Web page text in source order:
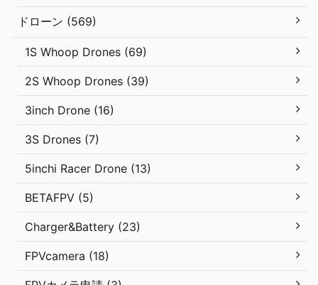
ドローン (569)
1S Whoop Drones (69)
2S Whoop Drones (39)
3inch Drone (16)
3S Drones (7)
5inchi Racer Drone (13)
BETAFPV (5)
Charger&Battery (23)
FPVcamera (18)